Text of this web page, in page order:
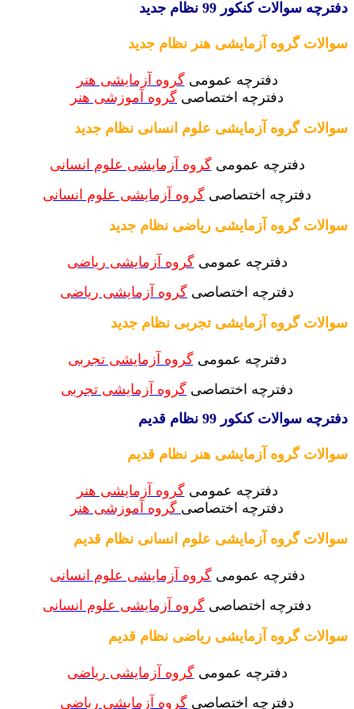
سوالات کنکور 99 نظام جدید
گروه آزمایشی هنر نظام جدید
دفترچه عمومی گروه آزمایشی هنر
دفترچه اختصاصیگروه آموزشی هنر
گروه آزمایشی علوم انسانی نظام جدید
دفترچه عمومی گروه آزمایشی علوم انسانی
دفترچه اختصاصی گروه آزمایشی علوم انسانی
گروه آزمایشی ریاضی نظام جدید
دفترچه عمومیگروه آزمایشی ریاضی
دفترچه اختصاصیگروه آزمایشی ریاضی
گروه آزمایشی تجربی نظام جدید
دفترچه عمومیگروه آزمایشی تجربی
دفترچه اختصاصیگروه آزمایشی تجربی
سوالات کنکور 99 نظام قدیم
گروه آزمایشی هنر نظام قدیم
دفترچه عمومی گروه آزمایشی هنر
دفترچه اختصاصی گروه آموزشی هنر
گروه آزمایشی علوم انسانی نظام قدیم
دفترچه عمومی گروه آزمایشی علوم انسانی
دفترچه اختصاصی گروه آزمایشی علوم انسانی
گروه آزمایشی ریاضی نظام قدیم
دفترچه عمومیگروه آزمایشی ریاضی
دفترچه اختصاصیگروه آزمایشی ریاضی